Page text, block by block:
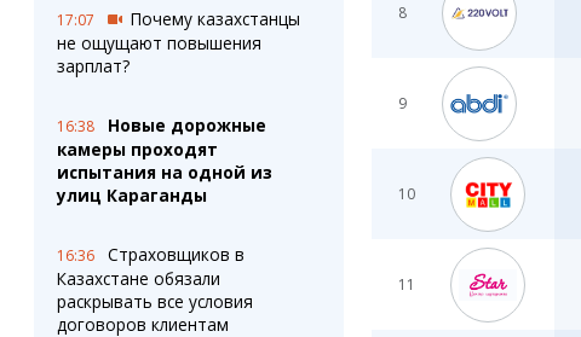
17:07
Почему казахстанцы
не ощущают повышения
зарплат?
16:38
Новые дорожные
камеры проходят
испытания на одной из
улиц Караганды
16:36
Страховщиков в
Казахстане обязали
раскрывать все условия
договоров клиентам
8
9
10
11